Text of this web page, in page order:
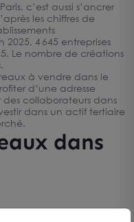
c’est aussi s’ancrer
les chiffres de
4 645 entreprises
Le nombre de créations
à vendre dans le
d’une adresse
des collaborateurs dans
dans un actif tertiaire
dans